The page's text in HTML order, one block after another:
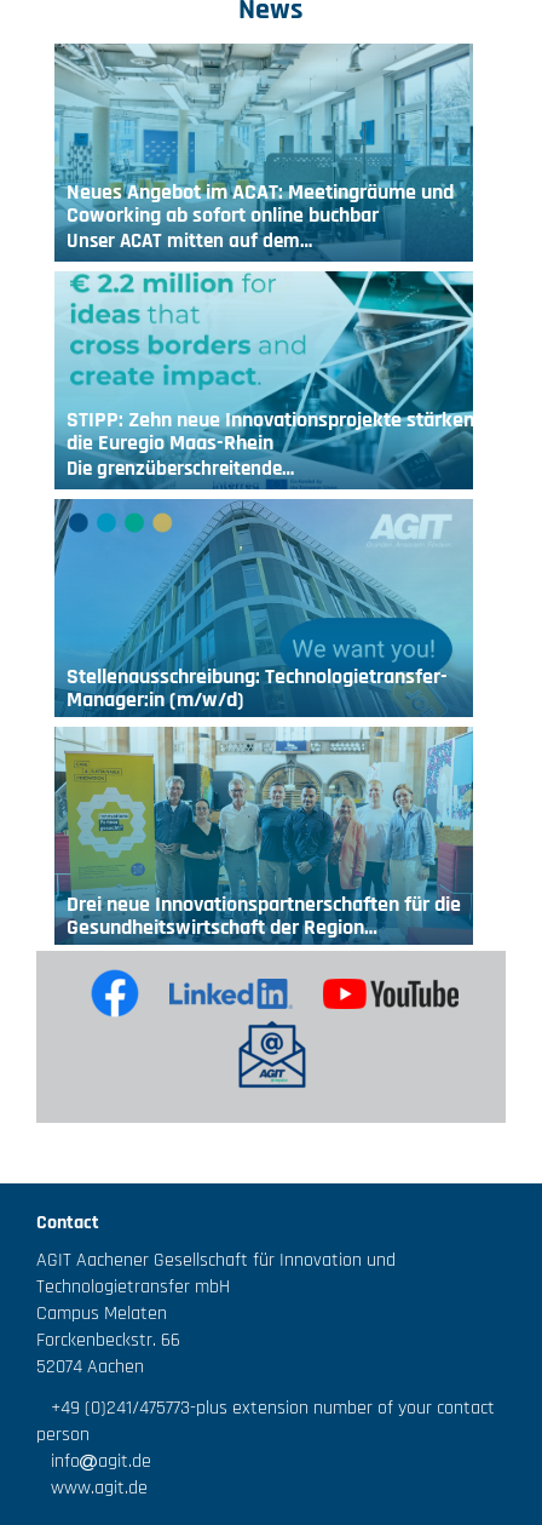
News
Neues Angebot im ACAT: Meetingräume und
Coworking ab sofort online buchbar
Unser ACAT mitten auf dem…
STIPP: Zehn neue Innovationsprojekte stärken
die Euregio Maas-Rhein
Die grenzüberschreitende…
Stellenausschreibung: Technologietransfer-
Manager:in (m/w/d)
Drei neue Innovationspartnerschaften für die
Gesundheitswirtschaft der Region…
Contact
AGIT Aachener Gesellschaft für Innovation und
Technologietransfer mbH
Campus Melaten
Forckenbeckstr. 66
52074 Aachen
+49 (0)241/475773-plus extension number of your contact
person
info
agit.de
www.agit.de